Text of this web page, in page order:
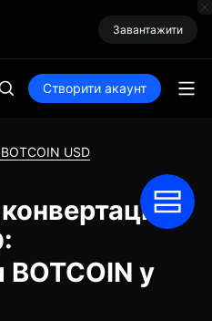
Завантажити
Створити акаунт
USD
BOTCOIN у